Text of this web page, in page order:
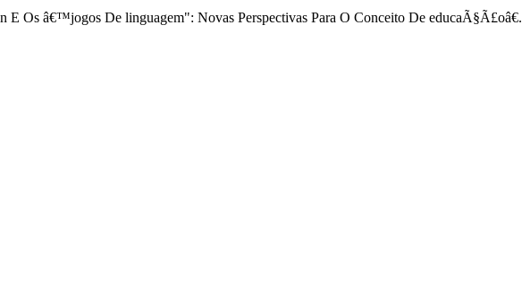
E Os â€™jogos De linguagem": Novas Perspectivas Para O Conceito De educaÃ§Ã£oâ€.